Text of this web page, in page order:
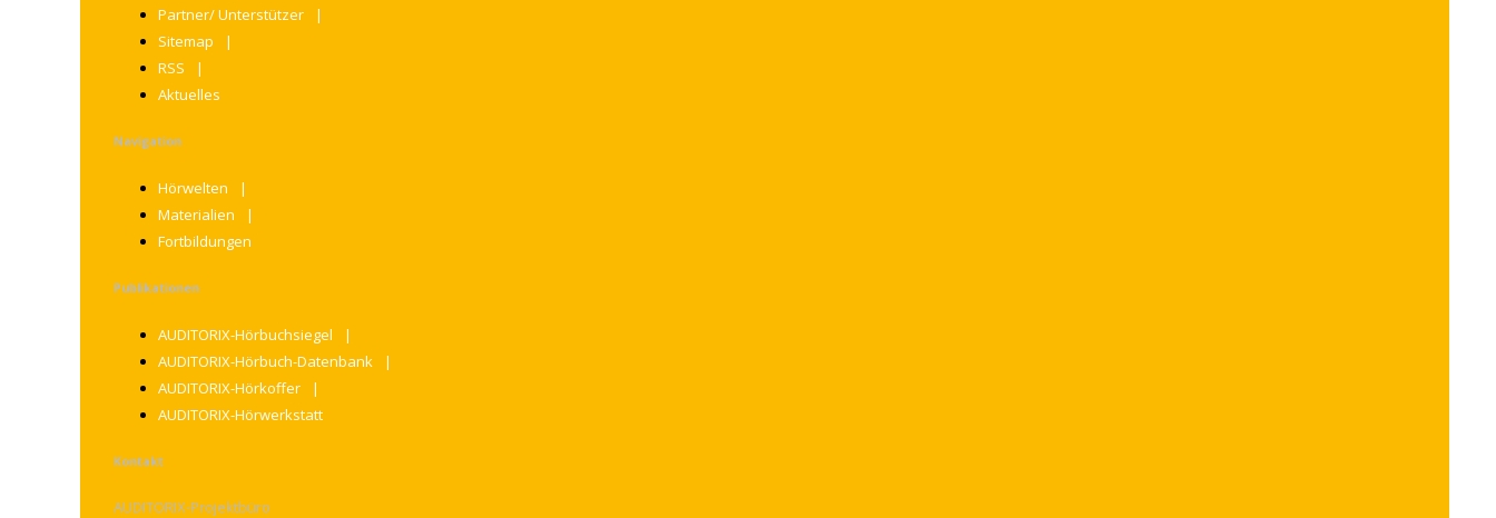
Partner/ Unterstützer
Sitemap
RSS
Aktuelles
Navigation
Hörwelten
Materialien
Fortbildungen
Publikationen
AUDITORIX-Hörbuchsiegel
AUDITORIX-Hörbuch-Datenbank
AUDITORIX-Hörkoffer
AUDITORIX-Hörwerkstatt
Kontakt
AUDITORIX-Projektbüro